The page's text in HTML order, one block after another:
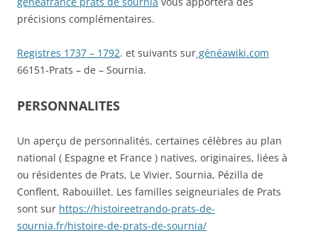
précisions complémentaires.
Registres 1737 – 1792. et suivants sur généawiki.com
66151-Prats – de – Sournia.
PERSONNALITES
Un aperçu de personnalités, certaines célèbres au plan
national ( Espagne et France ) natives, originaires, liées à
ou résidentes de Prats, Le Vivier, Sournia, Pézilla de
Conflent, Rabouillet. Les familles seigneuriales de Prats
sont sur https://histoireetrando-prats-de-
sournia.fr/histoire-de-prats-de-sournia/